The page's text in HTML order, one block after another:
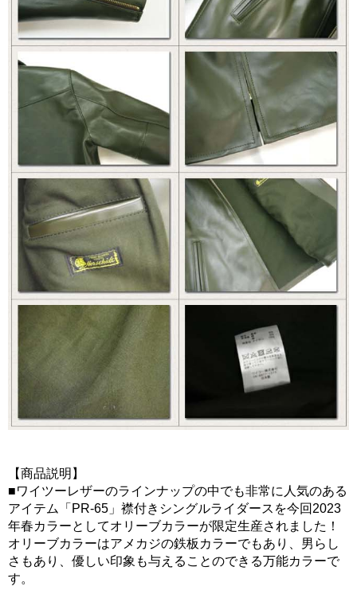
【商品説明】
■ワイツーレザーのラインナップの中でも非常に人気のある
アイテム「PR-65」襟付きシングルライダースを今回2023
年春カラーとしてオリーブカラーが限定生産されました！
オリーブカラーはアメカジの鉄板カラーでもあり、男らし
さもあり、優しい印象も与えることのできる万能カラーで
す。